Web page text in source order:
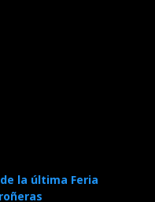
la última Feria